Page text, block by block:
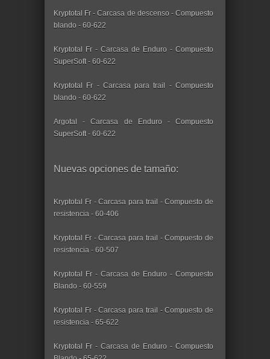
Kryptotal Fr - Carcasa de descenso - Compuesto
blando - 60-622
Kryptotal Fr - Carcasa de Enduro - Compuesto
SuperSoft - 60-622
Kryptotal Fr - Carcasa para trail - Compuesto
blando - 60-622
Argotal - Carcasa de Enduro - Compuesto
SuperSoft - 60-622
Nuevas opciones de tamaño:
Kryptotal Fr - Carcasa para trail - Compuesto de
resistencia - 60-406
Kryptotal Fr - Carcasa para trail - Compuesto de
resistencia - 60-507
Kryptotal Fr - Carcasa de Enduro - Compuesto
Blando - 60-559
Kryptotal Fr - Carcasa para trail - Compuesto de
resistencia - 65-622
Kryptotal Fr - Carcasa de Enduro - Compuesto